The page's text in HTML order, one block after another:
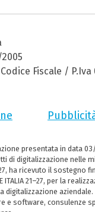
Fiscale / P.Iva
presentata in data
di digitalizzazione nelle
ha ricevuto il sostegno
21–27, per la
aziendale.
e software, consulenze